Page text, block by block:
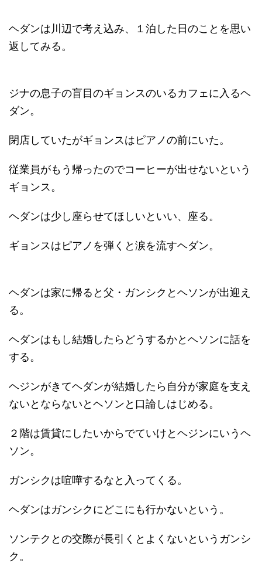
ヘダンは川辺で考え込み、１泊した日のことを思い
返してみる。
ジナの息子の盲目のギョンスのいるカフェに入るヘ
ダン。
閉店していたがギョンスはピアノの前にいた。
従業員がもう帰ったのでコーヒーが出せないという
ギョンス。
ヘダンは少し座らせてほしいといい、座る。
ギョンスはピアノを弾くと涙を流すヘダン。
ヘダンは家に帰ると父・ガンシクとヘソンが出迎え
る。
ヘダンはもし結婚したらどうするかとヘソンに話を
する。
ヘジンがきてヘダンが結婚したら自分が家庭を支え
ないとならないとヘソンと口論しはじめる。
２階は賃貸にしたいからでていけとヘジンにいうヘ
ソン。
ガンシクは喧嘩するなと入ってくる。
ヘダンはガンシクにどこにも行かないという。
ソンテクとの交際が長引くとよくないというガンシ
ク。